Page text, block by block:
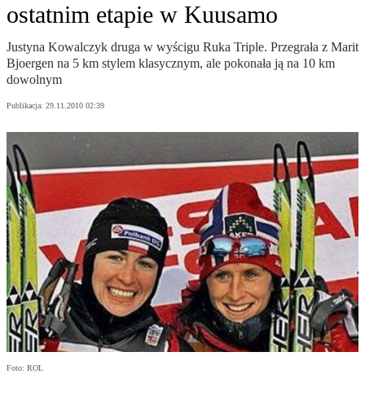
ostatnim etapie w Kuusamo
Justyna Kowalczyk druga w wyścigu Ruka Triple. Przegrała z Marit
Bjoergen na 5 km stylem klasycznym, ale pokonała ją na 10 km
dowolnym
Publikacja: 29.11.2010 02:39
Foto: ROL